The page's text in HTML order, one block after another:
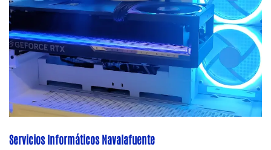
Servicios Informáticos Navalafuente